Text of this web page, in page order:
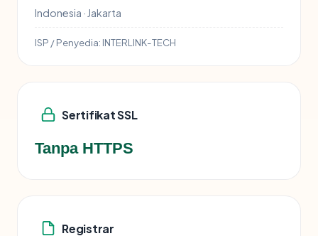
Indonesia · Jakarta
ISP / Penyedia: INTERLINK-TECH
Sertifikat SSL
Tanpa HTTPS
Registrar